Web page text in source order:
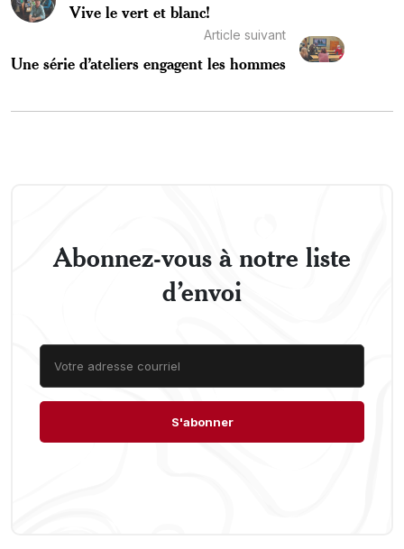
Vive le vert et blanc!
Article suivant
Une série d’ateliers engagent les hommes
Abonnez-vous à notre liste
d’envoi